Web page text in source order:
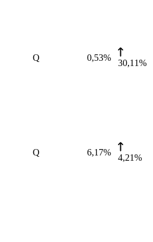
Q 0,53%
30,11%
Q 6,17%
4,21%